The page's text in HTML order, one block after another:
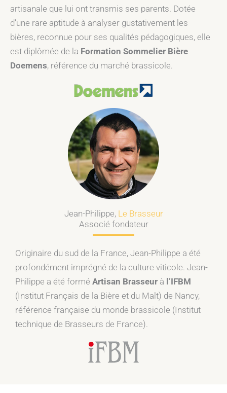
artisanale que lui ont transmis ses parents. Dotée
d’une rare aptitude à analyser gustativement les
bières, reconnue pour ses qualités pédagogiques, elle
est diplômée de la Formation Sommelier Bière
Doemens, référence du marché brassicole.
Jean-Philippe,Le Brasseur
Associé fondateur
Originaire du sud de la France, Jean-Philippe a été
profondément imprégné de la culture viticole. Jean-
Philippe a été formé Artisan Brasseur à l’IFBM
(Institut Français de la Bière et du Malt) de Nancy,
référence française du monde brassicole (Institut
technique de Brasseurs de France).